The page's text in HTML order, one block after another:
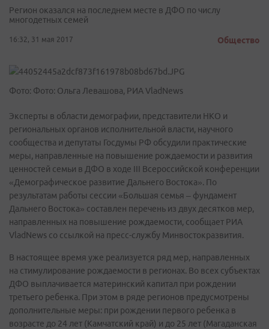
Регион оказался на последнем месте в ДФО по числу
многодетных семей
16:32, 31 мая 2017 Общество
Фото: Фото: Ольга Левашова, РИА VladNews
Эксперты в области демографии, представители НКО и
региональных органов исполнительной власти, научного
сообщества и депутаты Госдумы РФ обсудили практические
меры, направленные на повышение рождаемости и развития
ценностей семьи в ДФО в ходе III Всероссийской конференции
«Демографическое развитие Дальнего Востока». По
результатам работы сессии «Большая семья – фундамент
Дальнего Востока» составлен перечень из двух десятков мер,
направленных на повышение рождаемости, сообщает РИА
VladNews со ссылкой на пресс-службу Минвостокразвития.
В настоящее время уже реализуется ряд мер, направленных
на стимулирование рождаемости в регионах. Во всех субъектах
ДФО выплачивается материнский капитал при рождении
третьего ребенка. При этом в ряде регионов предусмотрены
дополнительные меры: при рождении первого ребенка в
возрасте до 24 лет (Камчатский край) и до 25 лет (Магаданская